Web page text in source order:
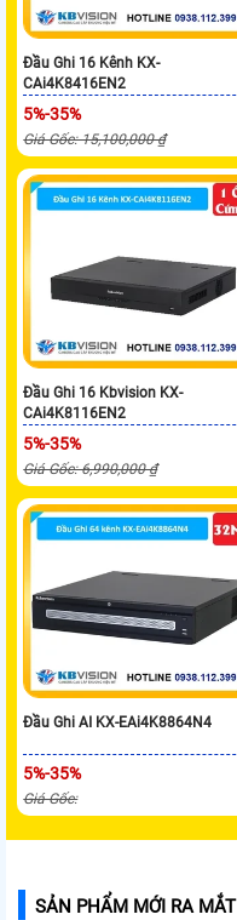
Đầu Ghi 16 Kênh KX-
CAi4K8416EN2
5%-35%
Giá Gốc: 15,100,000 ₫
Đầu Ghi 16 Kbvision KX-
CAi4K8116EN2
5%-35%
Giá Gốc: 6,990,000 ₫
Đầu Ghi AI KX-EAi4K8864N4
5%-35%
Giá Gốc:
SẢN PHẨM MỚI RA MẮT